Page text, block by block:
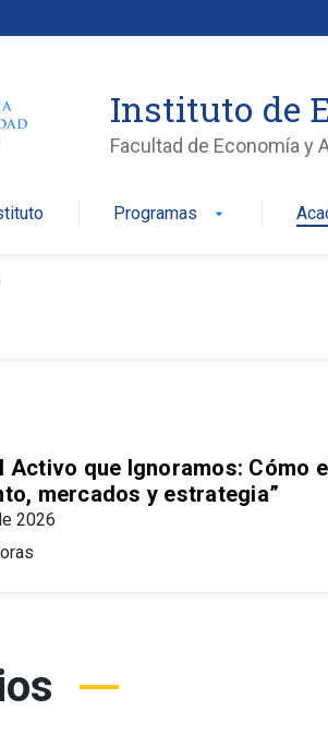
Instituto de
Facultad de Economía y
Programas arrow_drop_down
Activo que Ignoramos: Cómo
mercados y estrategia”
2026